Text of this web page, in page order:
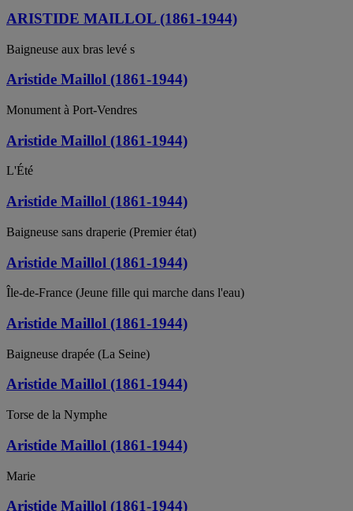
ARISTIDE MAILLOL (1861-1944)
Baigneuse aux bras levé s
Aristide Maillol (1861-1944)
Monument à Port-Vendres
Aristide Maillol (1861-1944)
L'Été
Aristide Maillol (1861-1944)
Baigneuse sans draperie (Premier état)
Aristide Maillol (1861-1944)
Île-de-France (Jeune fille qui marche dans l'eau)
Aristide Maillol (1861-1944)
Baigneuse drapée (La Seine)
Aristide Maillol (1861-1944)
Torse de la Nymphe
Aristide Maillol (1861-1944)
Marie
Aristide Maillol (1861-1944)